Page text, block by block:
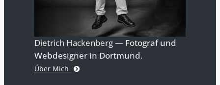
Dietrich Hackenberg — Fotograf und
Webdesigner in Dortmund.
Über Mich